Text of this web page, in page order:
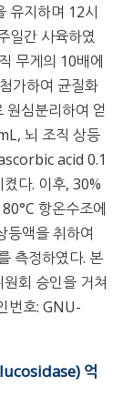
유지하며 12시
일간 사육하였
무게의 10배에
가하여 균질화
원심분리하여 얻
뇌 조직 상등
acid 0.1
다. 이후, 30%
항온수조에
등액을 취하여
측정하였다. 본
회 승인을 거쳐
번호: GNU-
억